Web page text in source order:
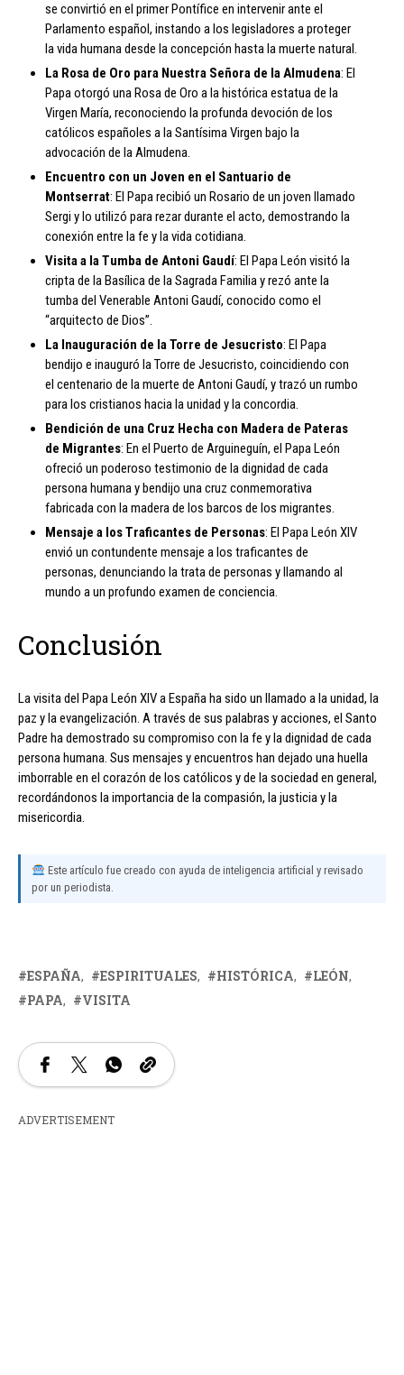
se convirtió en el primer Pontífice en intervenir ante el
Parlamento español, instando a los legisladores a proteger
la vida humana desde la concepción hasta la muerte natural.
La Rosa de Oro para Nuestra Señora de la Almudena: El
Papa otorgó una Rosa de Oro a la histórica estatua de la
Virgen María, reconociendo la profunda devoción de los
católicos españoles a la Santísima Virgen bajo la
advocación de la Almudena.
Encuentro con un Joven en el Santuario de
Montserrat: El Papa recibió un Rosario de un joven llamado
Sergi y lo utilizó para rezar durante el acto, demostrando la
conexión entre la fe y la vida cotidiana.
Visita a la Tumba de Antoni Gaudí: El Papa León visitó la
cripta de la Basílica de la Sagrada Familia y rezó ante la
tumba del Venerable Antoni Gaudí, conocido como el
“arquitecto de Dios”.
La Inauguración de la Torre de Jesucristo: El Papa
bendijo e inauguró la Torre de Jesucristo, coincidiendo con
el centenario de la muerte de Antoni Gaudí, y trazó un rumbo
para los cristianos hacia la unidad y la concordia.
Bendición de una Cruz Hecha con Madera de Pateras
de Migrantes: En el Puerto de Arguineguín, el Papa León
ofreció un poderoso testimonio de la dignidad de cada
persona humana y bendijo una cruz conmemorativa
fabricada con la madera de los barcos de los migrantes.
Mensaje a los Traficantes de Personas: El Papa León XIV
envió un contundente mensaje a los traficantes de
personas, denunciando la trata de personas y llamando al
mundo a un profundo examen de conciencia.
Conclusión
La visita del Papa León XIV a España ha sido un llamado a la unidad, la
paz y la evangelización. A través de sus palabras y acciones, el Santo
Padre ha demostrado su compromiso con la fe y la dignidad de cada
persona humana. Sus mensajes y encuentros han dejado una huella
imborrable en el corazón de los católicos y de la sociedad en general,
recordándonos la importancia de la compasión, la justicia y la
misericordia.
Este artículo fue creado con ayuda de inteligencia artificial y revisado
por un periodista.
ESPAÑA ESPIRITUALES HISTÓRICA
LEÓN
PAPA
VISITA
ADVERTISEMENT